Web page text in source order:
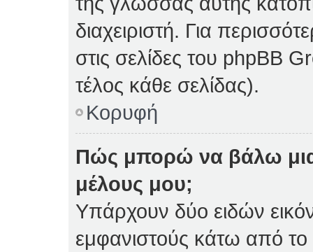
διαχειριστή. Για
στις σελίδες του phpBB
τέλος κάθε σελίδας).
Κορυφή
Πώς μπορώ να βάλω
μέλους μου;
Υπάρχουν δύο ειδών
εμφανιστούς κάτω από